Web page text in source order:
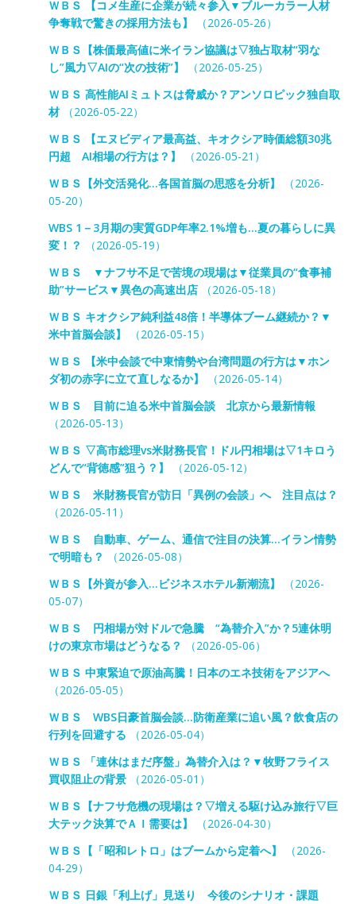
ＷＢＳ 【コメ生産に企業が続々参入▼ブルーカラー人材
争奪戦で驚きの採用方法も】
（2026-05-26）
ＷＢＳ【株価最高値に米イラン協議は▽独占取材“羽な
し”風力▽AIの“次の技術”】
（2026-05-25）
ＷＢＳ 高性能AIミュトスは脅威か？アンソロピック独自取
材（2026-05-22）
ＷＢＳ 【エヌビディア最高益、キオクシア時価総額30兆
円超 AI相場の行方は？】
（2026-05-21）
ＷＢＳ【外交活発化…各国首脳の思惑を分析】
（2026-
05-20）
WBS 1－3月期の実質GDP年率2.1%増も…夏の暮らしに異
変！？
（2026-05-19）
ＷＢＳ ▼ナフサ不足で苦境の現場は▼従業員の“食事補
助”サービス▼異色の高速出店（2026-05-18）
ＷＢＳ キオクシア純利益48倍！半導体ブーム継続か？▼
米中首脳会談】
（2026-05-15）
ＷＢＳ 【米中会談で中東情勢や台湾問題の行方は▼ホン
ダ初の赤字に立て直しなるか】
（2026-05-14）
ＷＢＳ 目前に迫る米中首脳会談 北京から最新情報
（2026-05-13）
ＷＢＳ ▽高市総理vs米財務長官！ドル円相場は▽1キロう
どんで“背徳感”狙う？】
（2026-05-12）
ＷＢＳ 米財務長官が訪日「異例の会談」へ 注目点は？
（2026-05-11）
ＷＢＳ 自動車、ゲーム、通信で注目の決算…イラン情勢
で明暗も？
（2026-05-08）
ＷＢＳ【外資が参入…ビジネスホテル新潮流】
（2026-
05-07）
ＷＢＳ 円相場が対ドルで急騰 “為替介入”か？5連休明
けの東京市場はどうなる？
（2026-05-06）
ＷＢＳ 中東緊迫で原油高騰！日本のエネ技術をアジアへ
（2026-05-05）
ＷＢＳ WBS日豪首脳会談…防衛産業に追い風？飲食店の
行列を回避する （2026-05-04）
ＷＢＳ 「連休はまだ序盤」為替介入は？▼牧野フライス
買収阻止の背景（2026-05-01）
ＷＢＳ【ナフサ危機の現場は？▽増える駆け込み旅行▽巨
大テック決算でＡＩ需要は】
（2026-04-30）
ＷＢＳ【「昭和レトロ」はブームから定着へ】
（2026-
04-29）
ＷＢＳ 日銀「利上げ」見送り 今後のシナリオ・課題